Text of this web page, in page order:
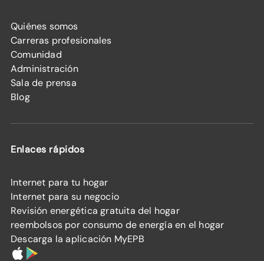
Quiénes somos
Carreras profesionales
Comunidad
Administración
Sala de prensa
Blog
Enlaces rápidos
Internet para tu hogar
Internet para su negocio
Revisión energética gratuita del hogar
reembolsos por consumo de energía en el hogar
Descarga la aplicación MyEPB